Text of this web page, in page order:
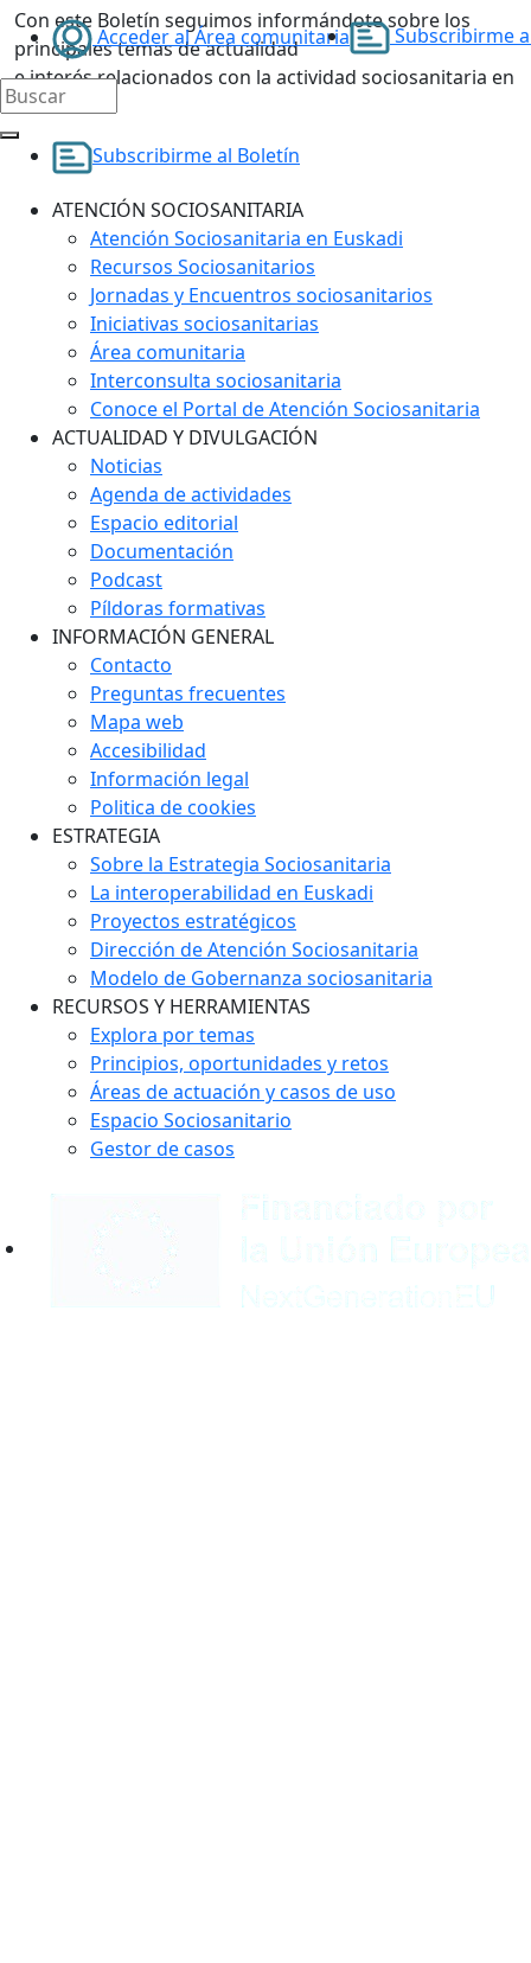
Acceder al Área comunitaria
Subscribirme
Con este Boletín seguimos informándote sobre los
principales temas de actualidad
e interés relacionados con la actividad sociosanitaria en
Euskadi.
Subscribirme al Boletín
ATENCIÓN SOCIOSANITARIA
Atención Sociosanitaria en Euskadi
Recursos Sociosanitarios
Jornadas y Encuentros sociosanitarios
Iniciativas sociosanitarias
Área comunitaria
Interconsulta sociosanitaria
Conoce el Portal de Atención Sociosanitaria
ACTUALIDAD Y DIVULGACIÓN
Noticias
Agenda de actividades
Espacio editorial
Documentación
Podcast
Píldoras formativas
INFORMACIÓN GENERAL
Contacto
Preguntas frecuentes
Mapa web
Accesibilidad
Información legal
Politica de cookies
ESTRATEGIA
Sobre la Estrategia Sociosanitaria
La interoperabilidad en Euskadi
Proyectos estratégicos
Dirección de Atención Sociosanitaria
Modelo de Gobernanza sociosanitaria
RECURSOS Y HERRAMIENTAS
Explora por temas
Principios, oportunidades y retos
Áreas de actuación y casos de uso
Espacio Sociosanitario
Gestor de casos